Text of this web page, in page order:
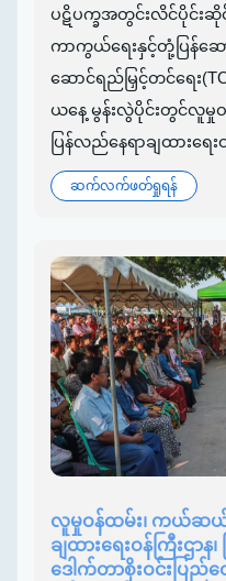
ပဋိပက္ခအတွင်းလိင်ပိုင်းဆို
ကာကွယ်ရေးနှင့်တုံ့ပြန်ဆော
ဆောင်ရည်မြှင့်တင်ရေး
ယနေ့ မွန်းလွဲပိုင်းတွင်လူမှု
ပြန်လည်နေရာချထားရေးဝ
ဆက်လက်ဖတ်ရှုရန်
လူမှုဝန်ထမ်း၊ ကယ်ဆယ်
ချထားရေးဝန်ကြီးဌာန
ဒေါက်တာစိုးဝင်းပြည်ထ